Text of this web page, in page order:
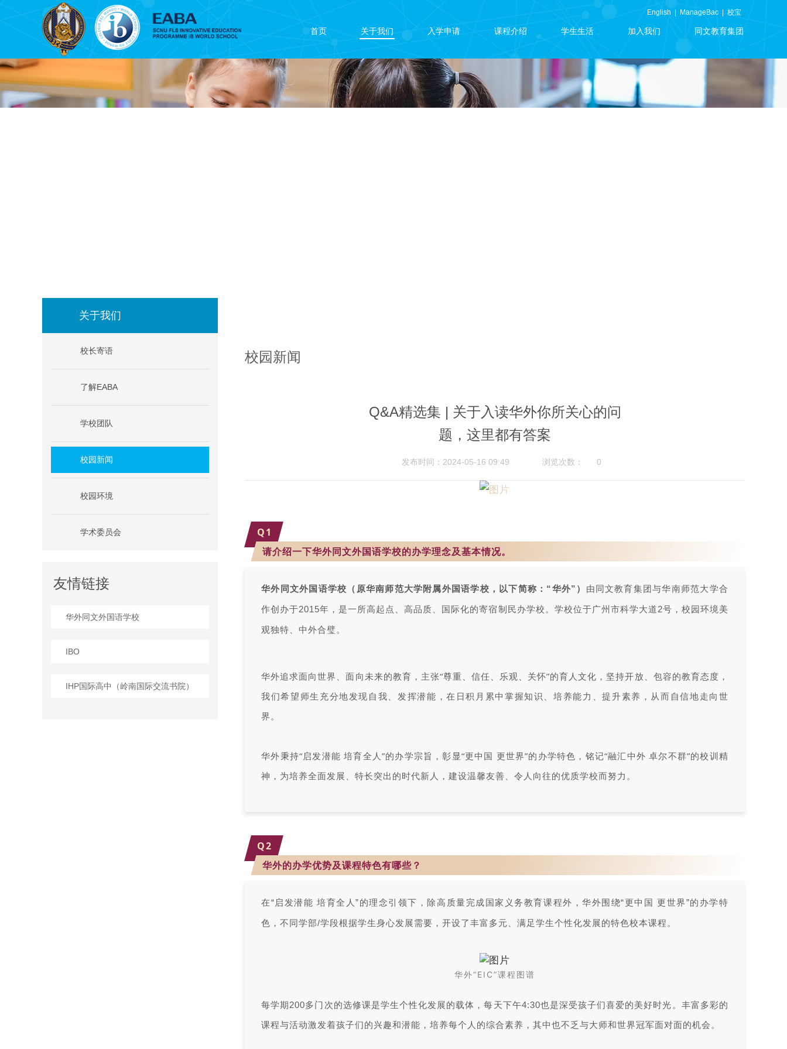
English ManageBac 校宝
首页 关于我们 入学申请 课程介绍 学生生活 加入我们 同文教育集团
关于我们
校长寄语
了解EABA
学校团队
校园新闻
校园环境
学术委员会
友情链接
华外同文外国语学校
IBO
IHP国际高中（岭南国际交流书院）
校园新闻
Q&A精选集 | 关于入读华外你所关心的问
题，这里都有答案
发布时间：2024-05-16 09:49 浏览次数： 0
Q1
请介绍一下华外同文外国语学校的办学理念及基本情况。
华外同文外国语学校（原华南师范大学附属外国语学校，以下简称：“华外”） 由同文教育集团与华南师范大学合
作创办于2015年，是一所高起点、高品质、国际化的寄宿制民办学校。学校位于广州市科学大道2号，校园环境美
观独特、中外合璧。
华外追求面向世界、面向未来的教育，主张“尊重、信任、乐观、关怀”的育人文化，坚持开放、包容的教育态度，
我们希望师生充分地发现自我、发挥潜能，在日积月累中掌握知识、培养能力、提升素养，从而自信地走向世
界。
华外秉持“启发潜能 培育全人”的办学宗旨，彰显“更中国 更世界”的办学特色，铭记“融汇中外 卓尔不群”的校训精
神，为培养全面发展、特长突出的时代新人，建设温馨友善、令人向往的优质学校而努力。
Q2
华外的办学优势及课程特色有哪些？
在“启发潜能 培育全人”的理念引领下，除高质量完成国家义务教育课程外，华外围绕“更中国 更世界”的办学特
色，不同学部/学段根据学生身心发展需要，开设了丰富多元、满足学生个性化发展的特色校本课程。
华外“EIC”课程图谱
每学期200多门次的选修课是学生个性化发展的载体，每天下午4:30也是深受孩子们喜爱的美好时光。丰富多彩的
课程与活动激发着孩子们的兴趣和潜能，培养每个人的综合素养，其中也不乏与大师和世界冠军面对面的机会。